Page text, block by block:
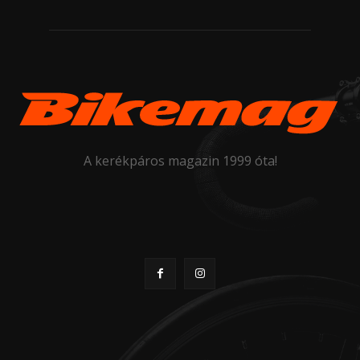
A kerékpáros magazin 1999 óta!